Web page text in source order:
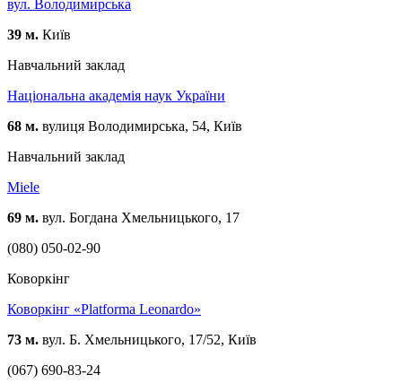
вул. Володимирська
39 м. Київ
Навчальний заклад
Національна академія наук України
68 м. вулиця Володимирська, 54, Київ
Навчальний заклад
Miele
69 м. вул. Богдана Хмельницького, 17
(080) 050-02-90
Коворкінг
Коворкінг «Platforma Leonardo»
73 м. вул. Б. Хмельницького, 17/52, Київ
(067) 690-83-24